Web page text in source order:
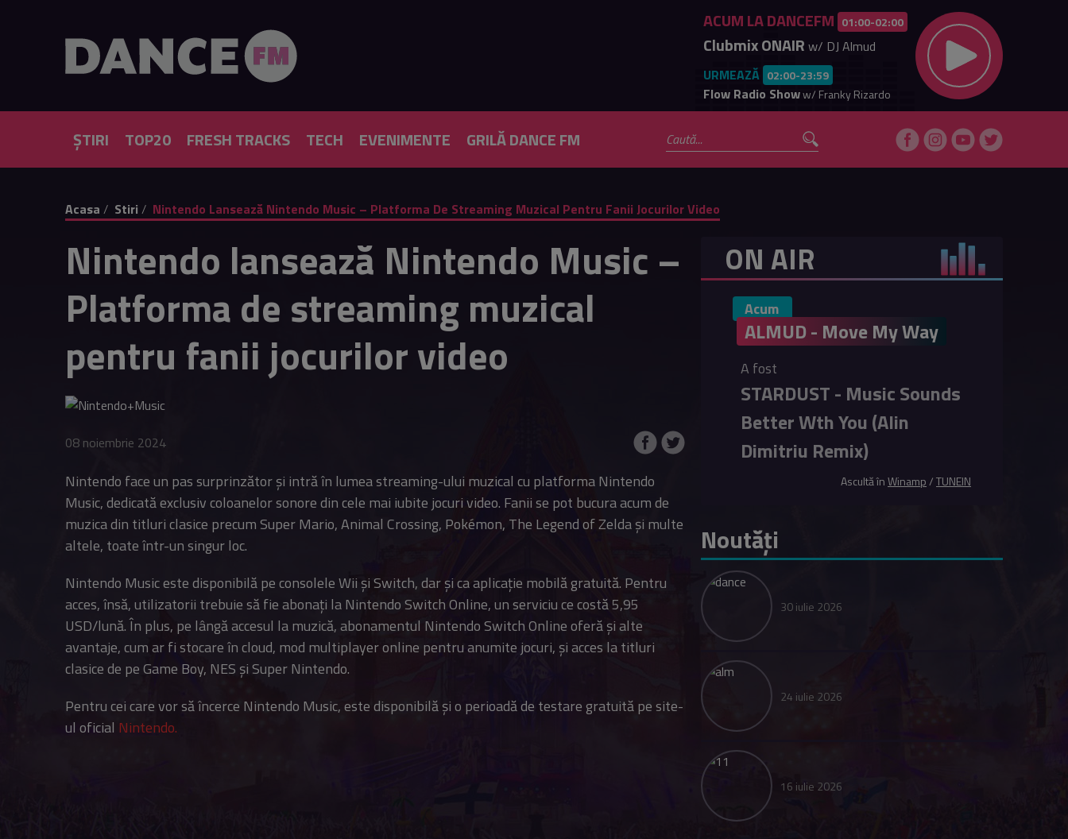
ACUM LA DANCEFM 01:00-02:00
Clubmix ONAIR w/ DJ Almud
URMEAZĂ 02:00-23:59
Flow Radio Showw/ Franky Rizardo
ȘTIRI TOP20 FRESH TRACKS TECH EVENIMENTE GRILĂ DANCE FM
Acasa Stiri Nintendo Lansează Nintendo Music – Platforma De Streaming Muzical Pentru Fanii Jocurilor Video
Nintendo lansează Nintendo Music –
Platforma de streaming muzical
pentru fanii jocurilor video
08 noiembrie 2024
Nintendo face un pas surprinzător și intră în lumea streaming-ului muzical cu platforma Nintendo
Music, dedicată exclusiv coloanelor sonore din cele mai iubite jocuri video. Fanii se pot bucura acum de
muzica din titluri clasice precum Super Mario, Animal Crossing, Pokémon, The Legend of Zelda și multe
altele, toate într-un singur loc.
Nintendo Music este disponibilă pe consolele Wii și Switch, dar și ca aplicație mobilă gratuită. Pentru
acces, însă, utilizatorii trebuie să fie abonați la Nintendo Switch Online, un serviciu ce costă 5,95
USD/lună. În plus, pe lângă accesul la muzică, abonamentul Nintendo Switch Online oferă și alte
avantaje, cum ar fi stocare în cloud, mod multiplayer online pentru anumite jocuri, și acces la titluri
clasice de pe Game Boy, NES și Super Nintendo.
Pentru cei care vor să încerce Nintendo Music, este disponibilă și o perioadă de testare gratuită pe site-
ul oficial Nintendo.
ON AIR
Acum
ALMUD - Move My Way
A fost
STARDUST - Music Sounds
Better Wth You (Alin
Dimitriu Remix)
Ascultă înWinamp/TUNEIN
Noutăți
30 iulie 2026
24 iulie 2026
16 iulie 2026